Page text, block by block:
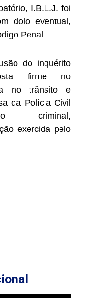
I.B.L.J. foi
dolo eventual,
Penal.
do inquérito
firme no
no trânsito e
da Polícia Civil
criminal,
exercida pelo